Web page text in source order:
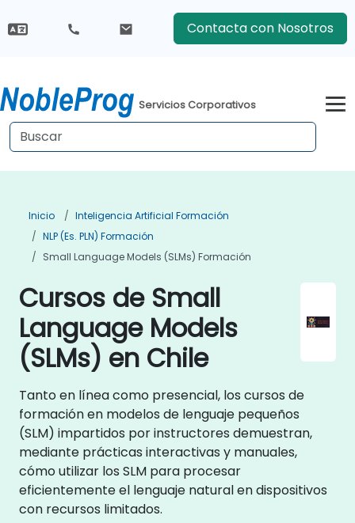
Contacta con Nosotros
Servicios Corporativos
Inicio
Inteligencia Artificial Formación
NLP (es. PLN) Formación
Small Language Models (SLMs) Formación
Cursos de Small
Language Models
(SLMs) en Chile
Tanto en línea como presencial, los cursos de
formación en modelos de lenguaje pequeños
(SLM) impartidos por instructores demuestran,
mediante prácticas interactivas y manuales,
cómo utilizar los SLM para procesar
eficientemente el lenguaje natural en dispositivos
con recursos limitados.